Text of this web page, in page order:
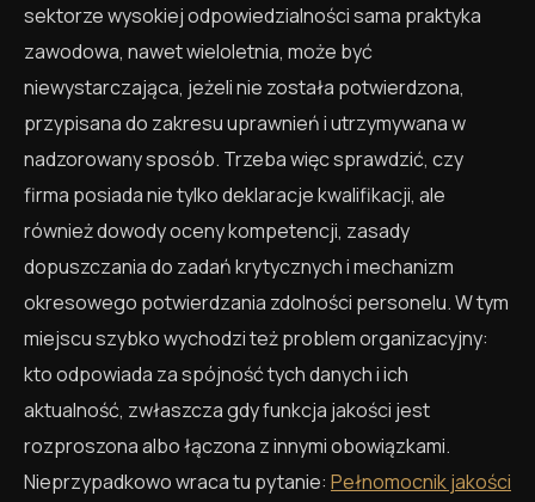
sektorze wysokiej odpowiedzialności sama praktyka
zawodowa, nawet wieloletnia, może być
niewystarczająca, jeżeli nie została potwierdzona,
przypisana do zakresu uprawnień i utrzymywana w
nadzorowany sposób. Trzeba więc sprawdzić, czy
firma posiada nie tylko deklaracje kwalifikacji, ale
również dowody oceny kompetencji, zasady
dopuszczania do zadań krytycznych i mechanizm
okresowego potwierdzania zdolności personelu. W tym
miejscu szybko wychodzi też problem organizacyjny:
kto odpowiada za spójność tych danych i ich
aktualność, zwłaszcza gdy funkcja jakości jest
rozproszona albo łączona z innymi obowiązkami.
Nieprzypadkowo wraca tu pytanie: Pełnomocnik jakości